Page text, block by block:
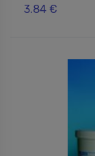
3.84 €